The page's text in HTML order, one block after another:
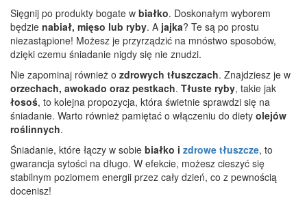
Sięgnij po produkty bogate w białko. Doskonałym wyborem
będzie nabiał, mięso lub ryby. A jajka? Te są po prostu
niezastąpione! Możesz je przyrządzić na mnóstwo sposobów,
dzięki czemu śniadanie nigdy się nie znudzi.
Nie zapominaj również o zdrowych tłuszczach. Znajdziesz je w
orzechach, awokado oraz pestkach. Tłuste ryby, takie jak
łosoś, to kolejna propozycja, która świetnie sprawdzi się na
śniadanie. Warto również pamiętać o włączeniu do diety olejów
roślinnych.
Śniadanie, które łączy w sobie białko i zdrowe tłuszcze, to
gwarancja sytości na długo. W efekcie, możesz cieszyć się
stabilnym poziomem energii przez cały dzień, co z pewnością
docenisz!